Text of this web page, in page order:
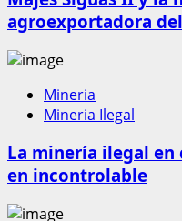
agroexportadora
Mineria
Mineria Ilegal
La minería ilegal
en incontrolable